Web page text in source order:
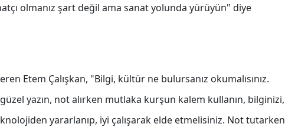
olmanız şart değil ama sanat yolunda yürüyün" diye
Etem Çalışkan, "Bilgi, kültür ne bulursanız okumalısınız.
güzel yazın, not alırken mutlaka kurşun kalem kullanın, bilginizi,
yararlanıp, iyi çalışarak elde etmelisiniz. Not tutarken